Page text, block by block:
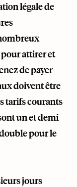
légale de
attirer et
de payer
doivent être
tarifs courants
un et demi
pour le
jours